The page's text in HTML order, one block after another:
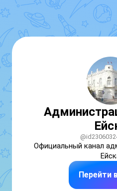
Официальный канал
Перейти